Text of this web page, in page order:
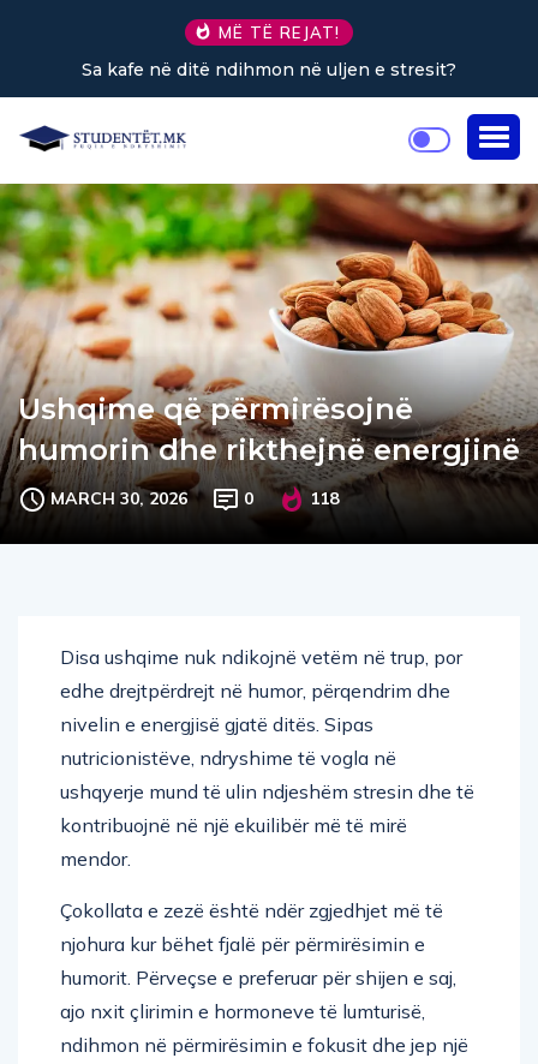
MË TË REJAT!
Sa kafe në ditë ndihmon në uljen e stresit?
Ushqime që përmirësojnë
humorin dhe rikthejnë energjinë
MARCH 30, 2026 0 118
Disa ushqime nuk ndikojnë vetëm në trup, por
edhe drejtpërdrejt në humor, përqendrim dhe
nivelin e energjisë gjatë ditës. Sipas
nutricionistëve, ndryshime të vogla në
ushqyerje mund të ulin ndjeshëm stresin dhe të
kontribuojnë në një ekuilibër më të mirë
mendor.
Çokollata e zezë është ndër zgjedhjet më të
njohura kur bëhet fjalë për përmirësimin e
humorit. Përveçse e preferuar për shijen e saj,
ajo nxit çlirimin e hormoneve të lumturisë,
ndihmon në përmirësimin e fokusit dhe jep një